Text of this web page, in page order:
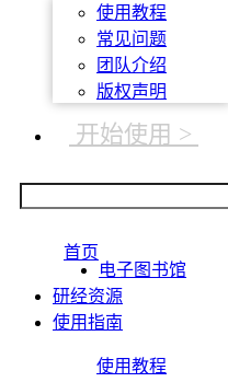
使用教程
常见问题
团队介绍
版权声明
开始使用 >
首页
电子图书馆
研经资源
使用指南
使用教程